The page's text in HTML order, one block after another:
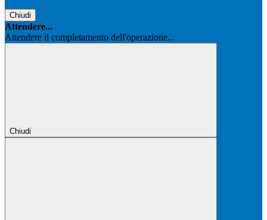
Chiudi
Attendere...
Attendere il completamento dell'operazione...
Chiudi